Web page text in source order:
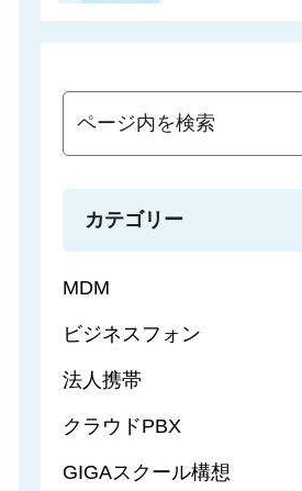
カテゴリー
MDM
ビジネスフォン
法人携帯
クラウドPBX
GIGAスクール構想